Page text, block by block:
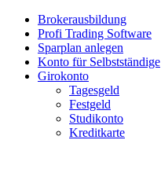
Brokerausbildung
Profi Trading Software
Sparplan anlegen
Konto für Selbstständige
Girokonto
Tagesgeld
Festgeld
Studikonto
Kreditkarte